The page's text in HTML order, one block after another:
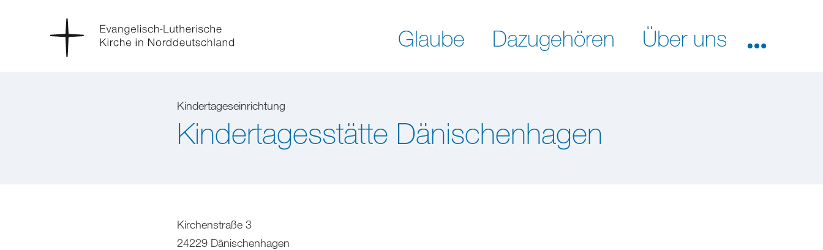
Glaube Dazugehören Über uns
Kindertageseinrichtung
Kindertagesstätte Dänischenhagen
Kirchenstraße 3
24229 Dänischenhagen